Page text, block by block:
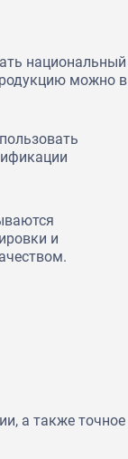
национальный
можно в
и
а также точное